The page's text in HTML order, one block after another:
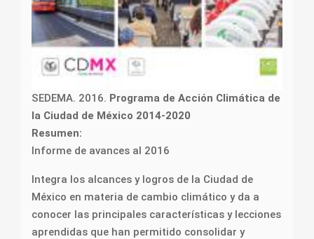
SEDEMA. 2016. Programa de Acción Climática de
la Ciudad de México 2014-2020
Resumen:
Informe de avances al 2016
Integra los alcances y logros de la Ciudad de
México en materia de cambio climático y da a
conocer las principales características y lecciones
aprendidas que han permitido consolidar y